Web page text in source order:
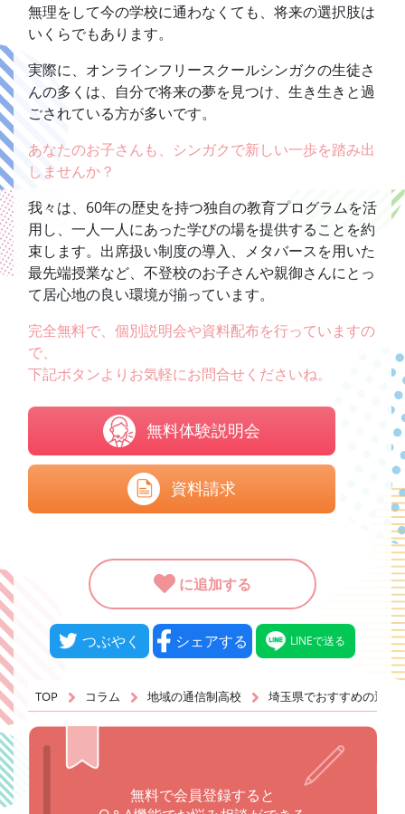
無理をして今の学校に通わなくても、将来の選択肢は
いくらでもあります。
実際に、オンラインフリースクールシンガクの生徒さ
んの多くは、自分で将来の夢を見つけ、生き生きと過
ごされている方が多いです。
あなたのお子さんも、シンガクで新しい一歩を踏み出
しませんか？
我々は、60年の歴史を持つ独自の教育プログラムを活
用し、一人一人にあった学びの場を提供することを約
束します。出席扱い制度の導入、メタバースを用いた
最先端授業など、不登校のお子さんや親御さんにとっ
て居心地の良い環境が揃っています。
完全無料で、個別説明会や資料配布を行っていますの
で、
下記ボタンよりお気軽にお問合せくださいね。
無料体験説明会
資料請求
に追加する
つぶやく シェアする LINEで送る
TOP コラム 地域の通信制高校 埼玉県でおすすめの通信
無料で会員登録すると